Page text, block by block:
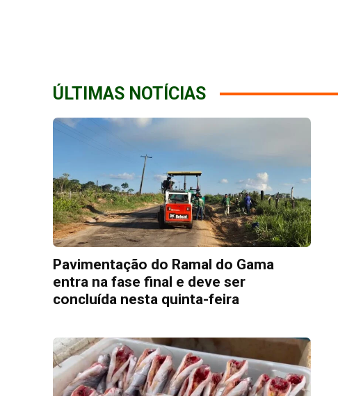
ÚLTIMAS NOTÍCIAS
Pavimentação do Ramal do Gama
entra na fase final e deve ser
concluída nesta quinta-feira